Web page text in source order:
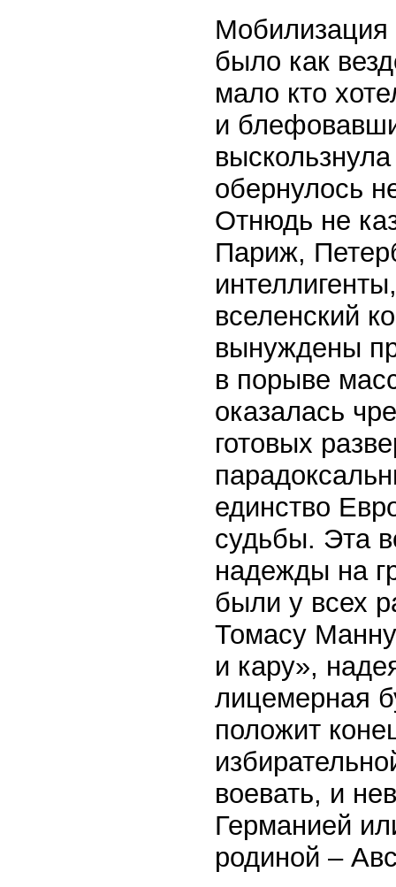
Мобилизация
было как
мало кто
и
обернулось
Отнюдь не
Париж,
вселенский
вынуждены
в порыве
оказалась
готовых
единство
судьбы. Эта
надежды на
были у всех
Томасу
и кару»,
лицемерная
положит
воевать, и
Германией
родиной –